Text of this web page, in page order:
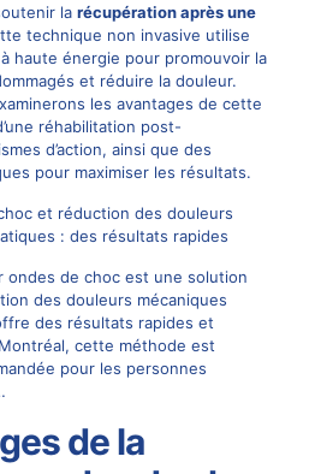
la récupération après une
technique non invasive utilise
haute énergie pour promouvoir la
et réduire la douleur.
les avantages de cette
réhabilitation post-
d’action, ainsi que des
pour maximiser les résultats.
et réduction des douleurs
: des résultats rapides
ondes de choc est une solution
des douleurs mécaniques
des résultats rapides et
cette méthode est
pour les personnes
de la